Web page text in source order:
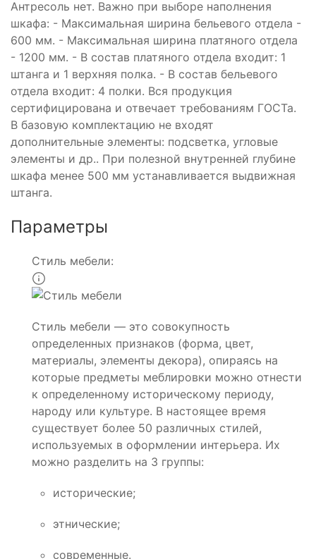
Антресоль нет. Важно при выборе наполнения
шкафа: - Максимальная ширина бельевого отдела -
600 мм. - Максимальная ширина платяного отдела
- 1200 мм. - В состав платяного отдела входит: 1
штанга и 1 верхняя полка. - В состав бельевого
отдела входит: 4 полки. Вся продукция
сертифицирована и отвечает требованиям ГОСТа.
В базовую комплектацию не входят
дополнительные элементы: подсветка, угловые
элементы и др.. При полезной внутренней глубине
шкафа менее 500 мм устанавливается выдвижная
штанга.
Параметры
Стиль мебели:
Стиль мебели — это совокупность
определенных признаков (форма, цвет,
материалы, элементы декора), опираясь на
которые предметы меблировки можно отнести
к определенному историческому периоду,
народу или культуре. В настоящее время
существует более 50 различных стилей,
используемых в оформлении интерьера. Их
можно разделить на 3 группы:
исторические;
этнические;
современные.